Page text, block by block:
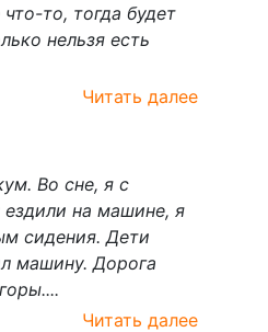
то, тогда будет
нельзя есть
Читать далее
Во сне, я с
на машине, я
сидения. Дети
машину. Дорога
Читать далее